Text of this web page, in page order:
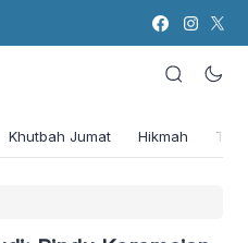
Khutbah Jumat Hikmah